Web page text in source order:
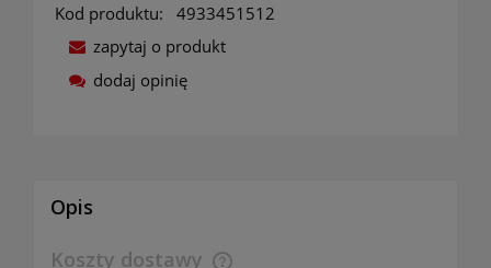
Kod produktu:
4933451512
zapytaj o produkt
dodaj opinię
Opis
Koszty dostawy